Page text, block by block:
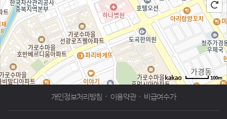
100m
로드뷰 길찾기
개인정보처리방침 · 이용약관 · 비급여수가